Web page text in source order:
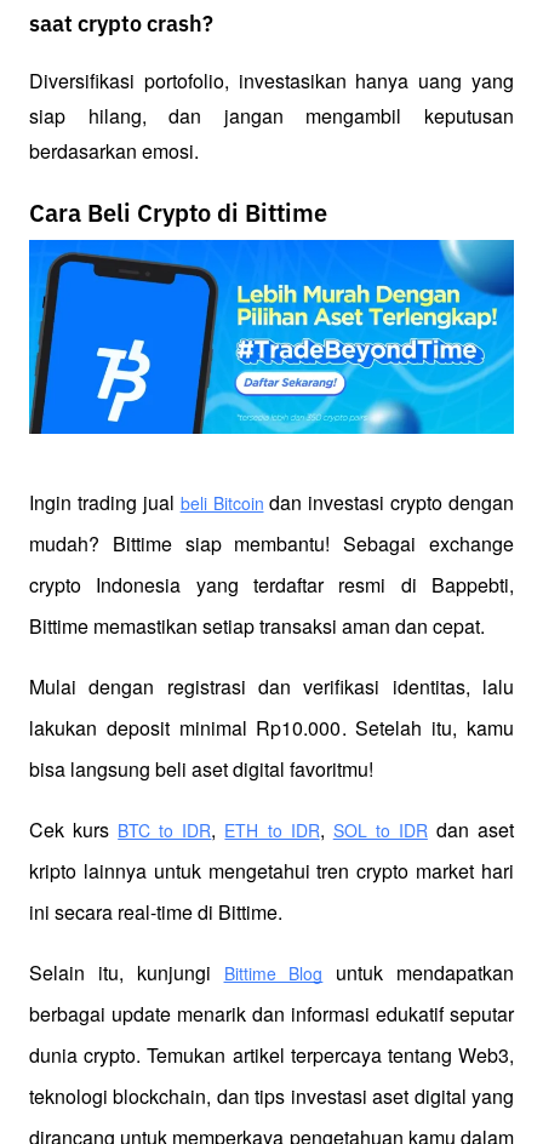
saat crypto crash?
Diversifikasi portofolio, investasikan hanya uang yang
siap hilang, dan jangan mengambil keputusan
berdasarkan emosi.
Cara Beli Crypto di Bittime
Ingin trading jual beli Bitcoin dan investasi crypto dengan
mudah? Bittime siap membantu! Sebagai exchange
crypto Indonesia yang terdaftar resmi di Bappebti,
Bittime memastikan setiap transaksi aman dan cepat.
Mulai dengan registrasi dan verifikasi identitas, lalu
lakukan deposit minimal Rp10.000. Setelah itu, kamu
bisa langsung beli aset digital favoritmu!
Cek kurs BTC to IDR, ETH to IDR, SOL to IDR dan aset
kripto lainnya untuk mengetahui tren crypto market hari
ini secara real-time di Bittime.
Selain itu, kunjungi Bittime Blog
untuk mendapatkan
berbagai update menarik dan informasi edukatif seputar
dunia crypto. Temukan artikel terpercaya tentang Web3,
teknologi blockchain, dan tips investasi aset digital yang
dirancang untuk memperkaya pengetahuan kamu dalam